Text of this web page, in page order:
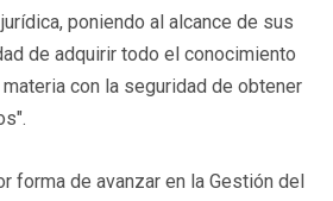
poniendo al alcance de sus
de adquirir todo el conocimiento
con la seguridad de obtener
forma de avanzar en la Gestión del